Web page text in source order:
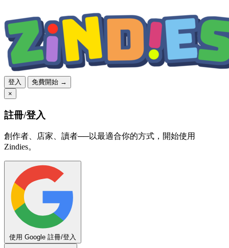
登入
免費開始 →
×
註冊/登入
創作者、店家、讀者──以最適合你的方式，開始使用
Zindies。
使用 Google 註冊/登入